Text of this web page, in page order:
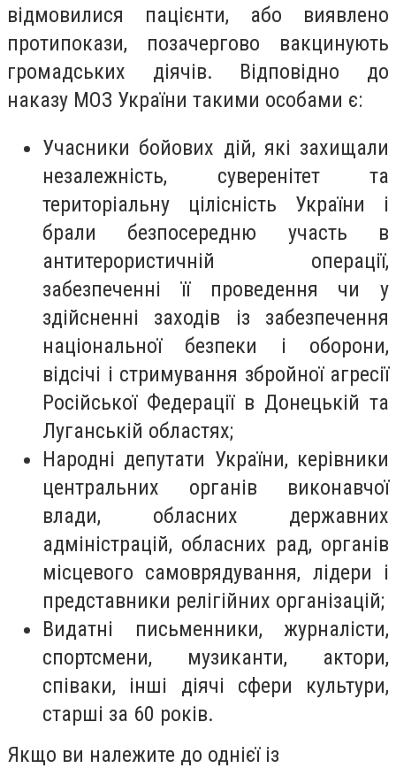
відмовилися пацієнти, або виявлено
протипокази, позачергово вакцинують
громадських діячів. Відповідно до
наказу МОЗ України такими особами є:
Учасники бойових дій, які захищали
незалежність, суверенітет та
територіальну цілісність України і
брали безпосередню участь в
антитерористичній операції,
забезпеченні її проведення чи у
здійсненні заходів із забезпечення
національної безпеки і оборони,
відсічі і стримування збройної агресії
Російської Федерації в Донецькій та
Луганській областях;
Народні депутати України, керівники
центральних органів виконавчої
влади, обласних державних
адміністрацій, обласних рад, органів
місцевого самоврядування, лідери і
представники релігійних організацій;
Видатні письменники, журналісти,
спортсмени, музиканти, актори,
співаки, інші діячі сфери культури,
старші за 60 років.
Якщо ви належите до однієї із